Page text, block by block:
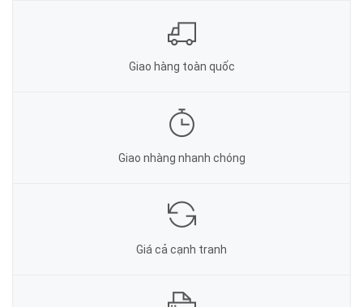
Giao hàng toàn quốc
Giao nhàng nhanh chóng
Giá cả cạnh tranh